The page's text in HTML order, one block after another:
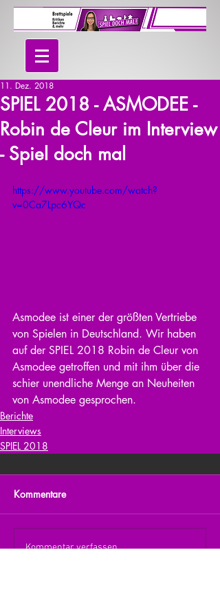
SPIEL 2018 - ASMODEE -
Robin de Cleur im Interview
- Spiel doch mal
11. Dez. 2018
https://www.youtube.com/watch?
v=0Ca7Lpc6YQc
Asmodee ist einer der größten Vertriebe
von Spielen in Deutschland. Wir haben
auf der SPIEL 2018 Robin de Cleur von
Asmodee getroffen und mit ihm über die
schier unendliche Menge an Neuheiten
von Asmodee gesprochen.
Berichte
Interviews
SPIEL 2018
Kommentare
Kommentar verfassen...